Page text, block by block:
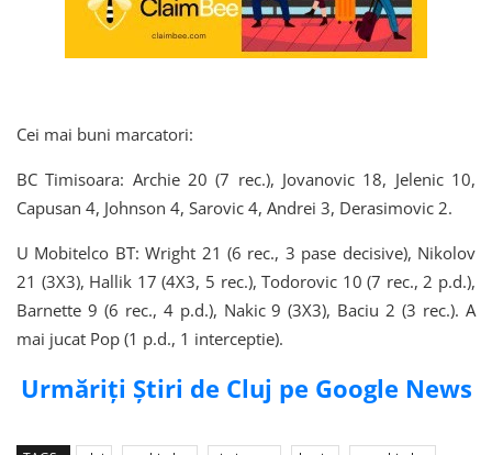
Cei mai buni marcatori:
BC Timisoara: Archie 20 (7 rec.), Jovanovic 18, Jelenic 10,
Capusan 4, Johnson 4, Sarovic 4, Andrei 3, Derasimovic 2.
U Mobitelco BT: Wright 21 (6 rec., 3 pase decisive), Nikolov
21 (3X3), Hallik 17 (4X3, 5 rec.), Todorovic 10 (7 rec., 2 p.d.),
Barnette 9 (6 rec., 4 p.d.), Nakic 9 (3X3), Baciu 2 (3 rec.). A
mai jucat Pop (1 p.d., 1 interceptie).
Urmăriți Știri de Cluj pe Google News